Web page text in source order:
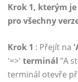
Krok 1, kterým
pro všechny
Krok 1 : Přejít na
'=>' terminál ”A
terminál otevře